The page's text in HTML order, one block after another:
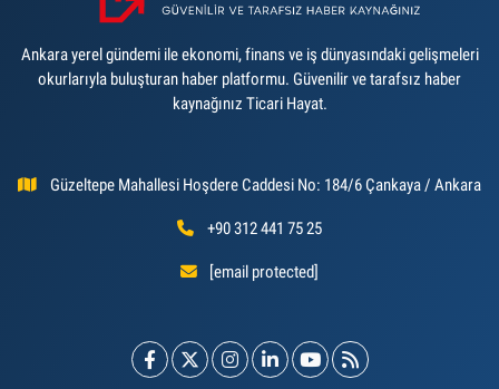
Ankara yerel gündemi ile ekonomi, finans ve iş dünyasındaki gelişmeleri
okurlarıyla buluşturan haber platformu. Güvenilir ve tarafsız haber
kaynağınız Ticari Hayat.
Güzeltepe Mahallesi Hoşdere Caddesi No: 184/6 Çankaya / Ankara
+90 312 441 75 25
[email protected]